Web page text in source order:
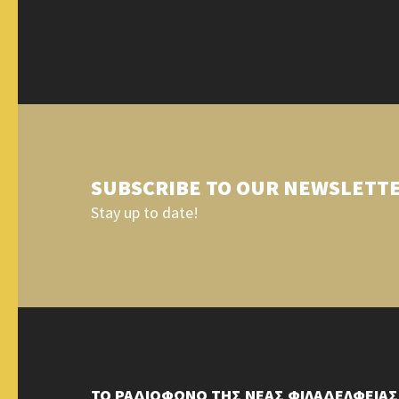
SUBSCRIBE TO OUR
Stay up to date!